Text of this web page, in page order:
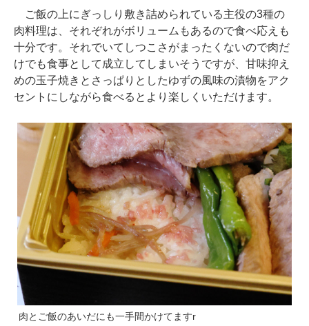
ご飯の上にぎっしり敷き詰められている主役の3種の
肉料理は、それぞれがボリュームもあるので食べ応えも
十分です。それでいてしつこさがまったくないので肉だ
けでも食事として成立してしまいそうですが、甘味抑え
めの玉子焼きとさっぱりとしたゆずの風味の漬物をアク
セントにしながら食べるとより楽しくいただけます。
肉とご飯のあいだにも一手間かけてますr